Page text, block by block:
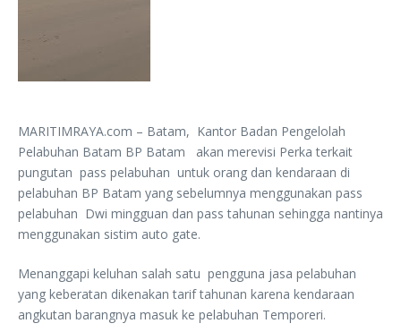
MARITIMRAYA.com – Batam, Kantor Badan Pengelolah
Pelabuhan Batam BP Batam akan merevisi Perka terkait
pungutan pass pelabuhan untuk orang dan kendaraan di
pelabuhan BP Batam yang sebelumnya menggunakan pass
pelabuhan Dwi mingguan dan pass tahunan sehingga nantinya
menggunakan sistim auto gate.
Menanggapi keluhan salah satu pengguna jasa pelabuhan
yang keberatan dikenakan tarif tahunan karena kendaraan
angkutan barangnya masuk ke pelabuhan Temporeri.